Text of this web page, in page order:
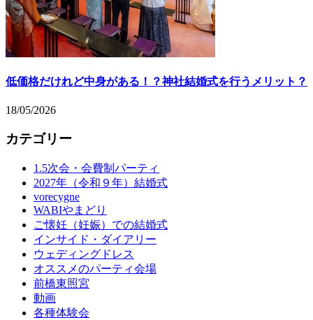
低価格だけれど中身がある！？神社結婚式を行うメリット？
18/05/2026
カテゴリー
1.5次会・会費制パーティ
2027年（令和９年）結婚式
vorecygne
WABIやまどり
ご懐妊（妊娠）での結婚式
インサイド・ダイアリー
ウェディングドレス
オススメのパーティ会場
前橋東照宮
動画
各種体験会